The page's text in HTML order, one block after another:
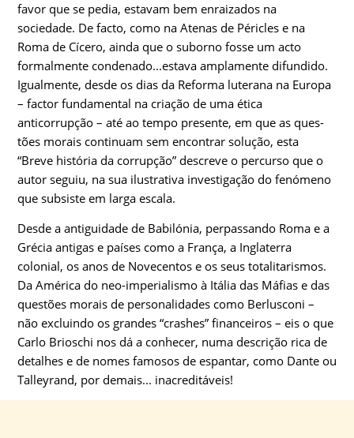
favor que se pedia, estavam bem enraizados na
sociedade. De facto, como na Atenas de Péricles e na
Roma de Cícero, ainda que o suborno fosse um acto
formalmente condenado...estava amplamente difundido.
Igualmente, desde os dias da Reforma luterana na Europa
– factor fundamental na criação de uma ética
anticorrupção – até ao tempo presente, em que as ques­
tões morais continuam sem encontrar solução, esta
“Breve história da corrupção” descreve o percurso que o
autor seguiu, na sua ilustrativa investigação do fenómeno
que subsiste em larga escala.
Desde a antiguidade de Babilónia, perpassando Roma e a
Grécia anti­gas e países como a França, a Inglaterra
colonial, os anos de Novecen­tos e os seus totalitarismos.
Da América do neo-imperialismo à Itália das Máfias e das
questões morais de personalidades como Berlusconi –
não excluindo os grandes “crashes” financeiros – eis o que
Carlo Brioschi nos dá a conhecer, numa descrição rica de
detalhes e de no­mes famosos de espantar, como Dante ou
Talleyrand, por demais... inacreditáveis!